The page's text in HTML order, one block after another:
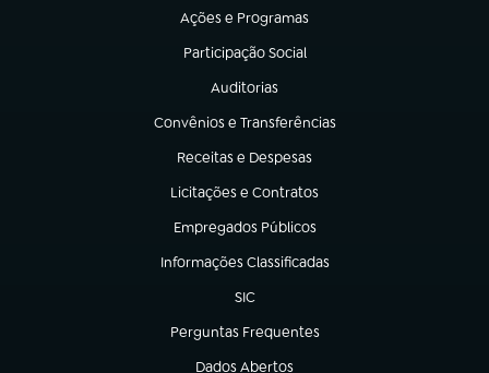
Ações e Programas
(abre em nova aba)
Participação Social
(abre em nova aba)
Auditorias
(abre em nova aba)
Convênios e Transferências
(abre em nova aba)
Receitas e Despesas
(abre em nova aba)
Licitações e Contratos
(abre em nova aba)
Empregados Públicos
(abre em nova aba)
Informações Classificadas
(abre em nova aba)
SIC
(abre em nova aba)
Perguntas Frequentes
(abre em nova aba)
Dados Abertos